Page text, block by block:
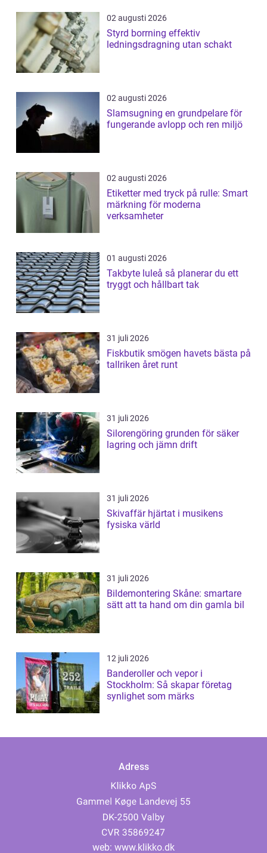
02 augusti 2026
Styrd borrning effektiv
ledningsdragning utan schakt
02 augusti 2026
Slamsugning en grundpelare för
fungerande avlopp och ren miljö
02 augusti 2026
Etiketter med tryck på rulle: Smart
märkning för moderna
verksamheter
01 augusti 2026
Takbyte luleå så planerar du ett
tryggt och hållbart tak
31 juli 2026
Fiskbutik smögen havets bästa på
tallriken året runt
31 juli 2026
Silorengöring grunden för säker
lagring och jämn drift
31 juli 2026
Skivaffär hjärtat i musikens
fysiska värld
31 juli 2026
Bildemontering Skåne: smartare
sätt att ta hand om din gamla bil
12 juli 2026
Banderoller och vepor i
Stockholm: Så skapar företag
synlighet som märks
Adress
web: www.klikko.dk